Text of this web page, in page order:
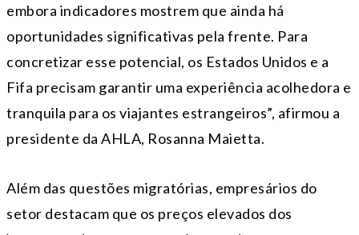
embora indicadores mostrem que ainda há
oportunidades significativas pela frente. Para
concretizar esse potencial, os Estados Unidos e a
Fifa precisam garantir uma experiência acolhedora e
tranquila para os viajantes estrangeiros”, afirmou a
presidente da AHLA, Rosanna Maietta.
Além das questões migratórias, empresários do
setor destacam que os preços elevados dos